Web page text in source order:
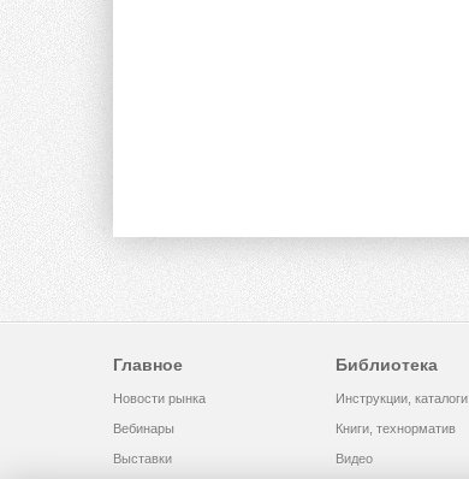
Главное
Новости рынка
Вебинары
Выставки
Библиотека
Инструкции, каталоги
Книги, технорматив
Видео